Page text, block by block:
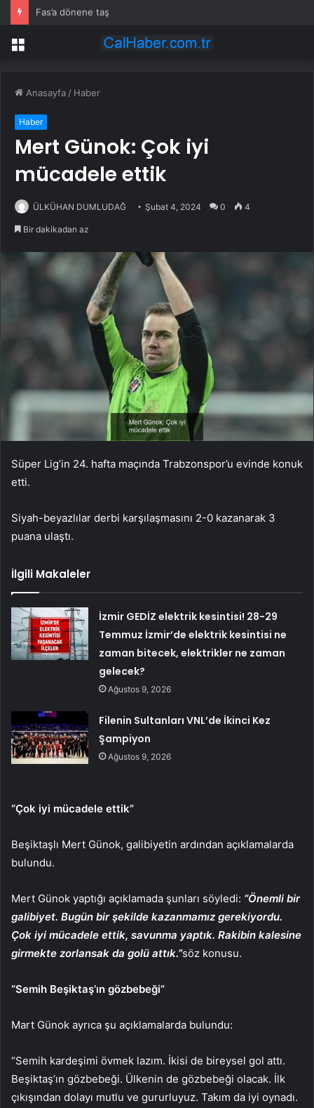
Fas’a dönene taş
Menü
Anasayfa / Haber
Haber
Mert Günok: Çok iyi
mücadele ettik
ÜLKÜHAN DUMLUDAĞ Şubat 4, 2024 0 4
Bir dakikadan az
Süper Lig’in 24. hafta maçında Trabzonspor’u evinde konuk
etti.
Siyah-beyazlılar derbi karşılaşmasını 2-0 kazanarak 3
puana ulaştı.
İlgili Makaleler
İzmir GEDİZ elektrik kesintisi! 28-29
Temmuz İzmir’de elektrik kesintisi ne
zaman bitecek, elektrikler ne zaman
gelecek?
Ağustos 9, 2026
Filenin Sultanları VNL’de İkinci Kez
Şampiyon
Ağustos 9, 2026
“Çok iyi mücadele ettik”
Beşiktaşlı Mert Günok, galibiyetin ardından açıklamalarda
bulundu.
Mert Günok yaptığı açıklamada şunları söyledi: “Önemli bir
galibiyet. Bugün bir şekilde kazanmamız gerekiyordu.
Çok iyi mücadele ettik, savunma yaptık. Rakibin kalesine
girmekte zorlansak da golü attık.”söz konusu.
“Semih Beşiktaş’ın gözbebeği”
Mart Günok ayrıca şu açıklamalarda bulundu:
“Semih kardeşimi övmek lazım. İkisi de bireysel gol attı.
Beşiktaş’ın gözbebeği. Ülkenin de gözbebeği olacak. İlk
çıkışından dolayı mutlu ve gururluyuz. Takım da iyi oynadı.